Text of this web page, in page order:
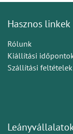
Hasznos linkek
Rólunk
Kiállítási
Szállítási feltételek